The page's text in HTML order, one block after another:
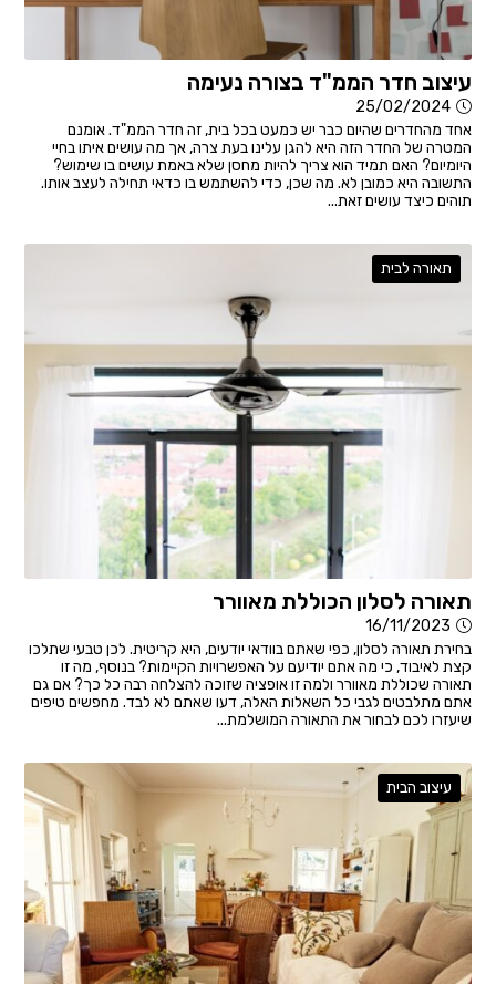
עיצוב חדר הממ"ד בצורה נעימה
25/02/2024
אחד מהחדרים שהיום כבר יש כמעט בכל בית, זה חדר הממ"ד. אומנם
המטרה של החדר הזה היא להגן עלינו בעת צרה, אך מה עושים איתו בחיי
היומיום? האם תמיד הוא צריך להיות מחסן שלא באמת עושים בו שימוש?
התשובה היא כמובן לא. מה שכן, כדי להשתמש בו כדאי תחילה לעצב אותו.
תוהים כיצד עושים זאת...
תאורה לבית
תאורה לסלון הכוללת מאוורר
16/11/2023
בחירת תאורה לסלון, כפי שאתם בוודאי יודעים, היא קריטית. לכן טבעי שתלכו
קצת לאיבוד, כי מה אתם יודיעם על האפשרויות הקיימות? בנוסף, מה זו
תאורה שכוללת מאוורר ולמה זו אופציה שזוכה להצלחה רבה כל כך? אם גם
אתם מתלבטים לגבי כל השאלות האלה, דעו שאתם לא לבד. מחפשים טיפים
שיעזרו לכם לבחור את התאורה המושלמת...
עיצוב הבית